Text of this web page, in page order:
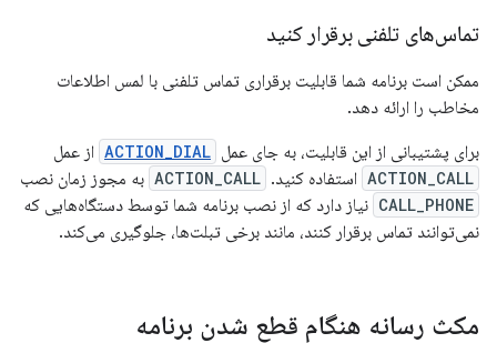
تماس‌های تلفنی برقرار کنید
ممکن است برنامه شما قابلیت برقراری تماس تلفنی با لمس اطلاعات
مخاطب را ارائه دهد.
برای پشتیبانی از این قابلیت، به جای عمل ACTION_DIAL از عمل
ACTION_CALL استفاده کنید. ACTION_CALL به مجوز زمان نصب
CALL_PHONE نیاز دارد که از نصب برنامه شما توسط دستگاه‌هایی که
نمی‌توانند تماس برقرار کنند، مانند برخی تبلت‌ها، جلوگیری می‌کند.
مکث رسانه هنگام قطع شدن برنامه